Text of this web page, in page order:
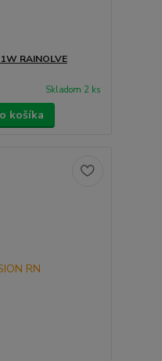
RAINOLVE
Skladom 2 ks
košíka